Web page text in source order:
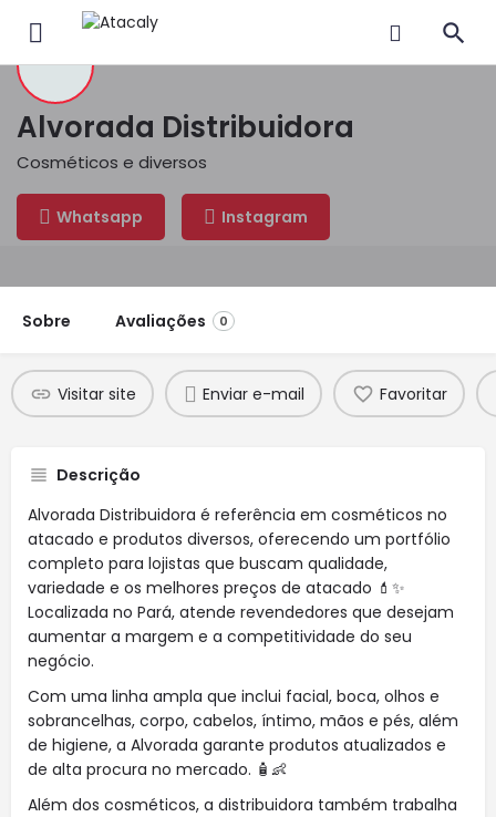
Alvorada Distribuidora
Cosméticos e diversos
Whatsapp Instagram
Sobre Avaliações 0
Visitar site Enviar e-mail Favoritar
Descrição
Alvorada Distribuidora é referência em cosméticos no
atacado e produtos diversos, oferecendo um portfólio
completo para lojistas que buscam qualidade,
variedade e os melhores preços de atacado 💄✨
Localizada no Pará, atende revendedores que desejam
aumentar a margem e a competitividade do seu
negócio.
Com uma linha ampla que inclui facial, boca, olhos e
sobrancelhas, corpo, cabelos, íntimo, mãos e pés, além
de higiene, a Alvorada garante produtos atualizados e
de alta procura no mercado. 🧴👶
Além dos cosméticos, a distribuidora também trabalha